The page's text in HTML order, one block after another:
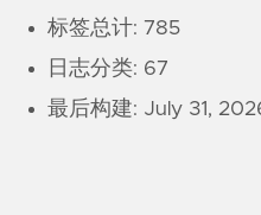
标签总计: 785
日志分类: 67
最后构建: July 31,